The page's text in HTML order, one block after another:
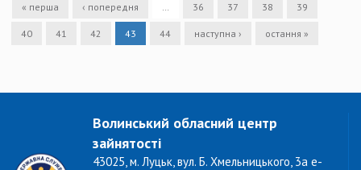
« перша ‹ попередня … 36 37 38 39
40 41 42 43 44 наступна › остання »
Волинський обласний центр
зайнятості
43025, м. Луцьк, вул. Б. Хмельницького, 3а e-